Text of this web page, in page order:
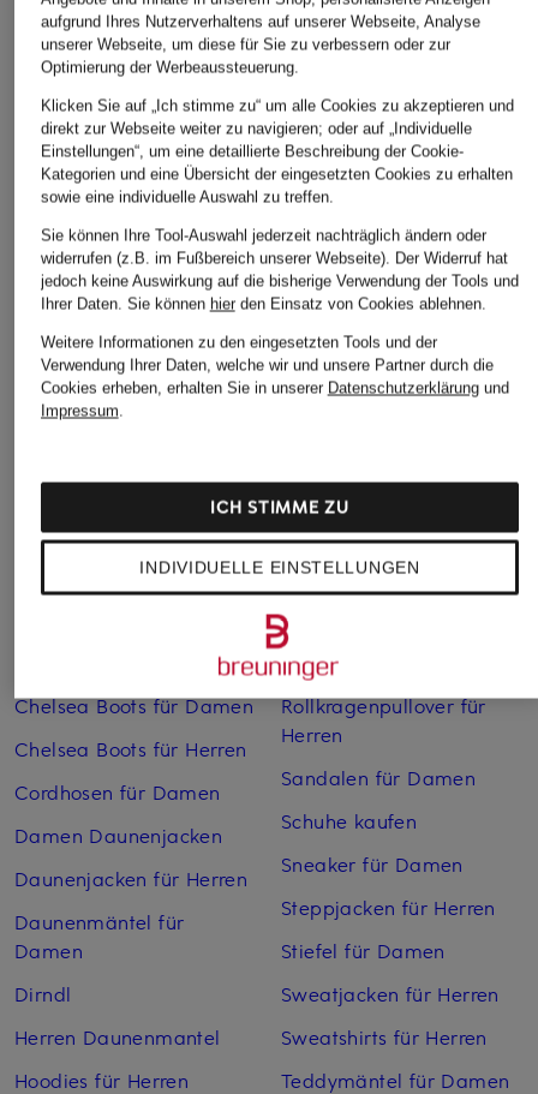
+Aktionsrabatt
MRS & HUGS
Leinenblazer
Bestpreis: 189,99 €
+Aktionsrabatt
lilienfels
Trench-Jacke
Bestpreis: 229,99 €
Overshirt
199,95 €
Bikinis Damen
Cargohosen für Herren
Chelsea Boots für Damen
Chelsea Boots für Herren
Cordhosen für Damen
Damen Daunenjacken
Daunenjacken für Herren
Daunenmäntel für
Damen
Dirndl
Herren Daunenmantel
Hoodies für Herren
Mäntel für Herren
Pullover für Damen
Pullover für Herren
Rollkragenpullover für
Herren
Sandalen für Damen
Schuhe kaufen
Sneaker für Damen
Steppjacken für Herren
Stiefel für Damen
Sweatjacken für Herren
Sweatshirts für Herren
Teddymäntel für Damen
aufgrund Ihres Nutzerverhaltens auf unserer Webseite, Analyse
unserer Webseite, um diese für Sie zu verbessern oder zur
Optimierung der Werbeaussteuerung.
Klicken Sie auf „Ich stimme zu“ um alle Cookies zu akzeptieren und
direkt zur Webseite weiter zu navigieren; oder auf „Individuelle
Einstellungen“, um eine detaillierte Beschreibung der Cookie-
Kategorien und eine Übersicht der eingesetzten Cookies zu erhalten
sowie eine individuelle Auswahl zu treffen.
Sie können Ihre Tool-Auswahl jederzeit nachträglich ändern oder
widerrufen (z.B. im Fußbereich unserer Webseite). Der Widerruf hat
jedoch keine Auswirkung auf die bisherige Verwendung der Tools und
Ihrer Daten. Sie können hierden Einsatz von Cookies ablehnen.
Weitere Informationen zu den eingesetzten Tools und der
Verwendung Ihrer Daten, welche wir und unsere Partner durch die
Cookies erheben, erhalten Sie in unserer Datenschutzerklärungund
Impressum.
INDIVIDUELLE EINSTELLUNGEN
ICH STIMME ZU